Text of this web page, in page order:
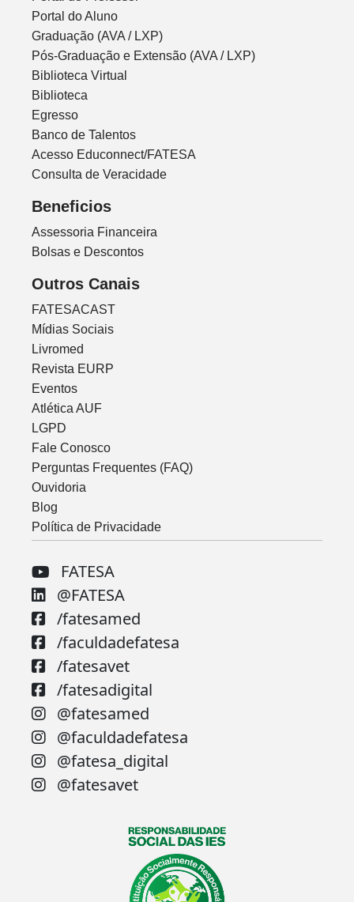
Portal do Aluno
Graduação (AVA / LXP)
Pós-Graduação e Extensão (AVA / LXP)
Biblioteca Virtual
Biblioteca
Egresso
Banco de Talentos
Acesso Educonnect/FATESA
Consulta de Veracidade
Beneficios
Assessoria Financeira
Bolsas e Descontos
Outros Canais
FATESACAST
Mídias Sociais
Livromed
Revista EURP
Eventos
Atlética AUF
LGPD
Fale Conosco
Perguntas Frequentes (FAQ)
Ouvidoria
Blog
Política de Privacidade
FATESA
@FATESA
/fatesamed
/faculdadefatesa
/fatesavet
/fatesadigital
@fatesamed
@faculdadefatesa
@fatesa_digital
@fatesavet